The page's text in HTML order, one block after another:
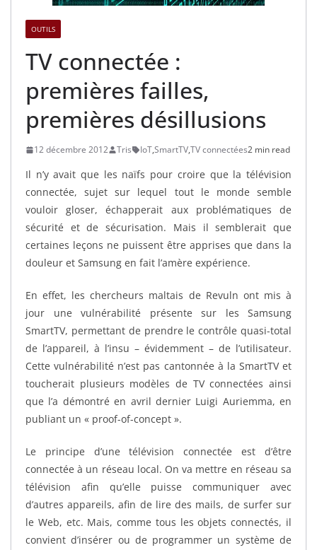
OUTILS
TV connectée :
premières failles,
premières désillusions
12 décembre 2012 Tris IoT,SmartTV,TV connectées2 min read
Il n’y avait que les naïfs pour croire que la télévision
connectée, sujet sur lequel tout le monde semble
vouloir gloser, échapperait aux problématiques de
sécurité et de sécurisation. Mais il semblerait que
certaines leçons ne puissent être apprises que dans la
douleur et Samsung en fait l’amère expérience.
En effet, les chercheurs maltais de Revuln ont mis à
jour une vulnérabilité présente sur les Samsung
SmartTV, permettant de prendre le contrôle quasi-total
de l’appareil, à l’insu – évidemment – de l’utilisateur.
Cette vulnérabilité n’est pas cantonnée à la SmartTV et
toucherait plusieurs modèles de TV connectées ainsi
que l’a démontré en avril dernier Luigi Auriemma, en
publiant un « proof-of-concept ».
Le principe d’une télévision connectée est d’être
connectée à un réseau local. On va mettre en réseau sa
télévision afin qu’elle puisse communiquer avec
d’autres appareils, afin de lire des mails, de surfer sur
le Web, etc. Mais, comme tous les objets connectés, il
convient d’insérer ou de programmer un système de